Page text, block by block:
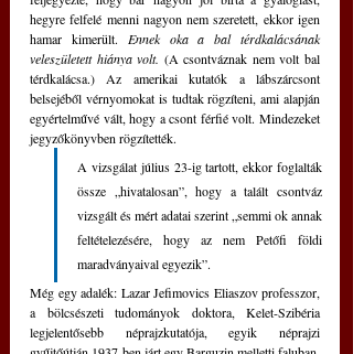
hegyre felfelé menni nagyon nem szeretett, ekkor igen
hamar kimerült. Ennek oka a bal térdkalácsának
veleszületett hiánya volt. (A csontváznak nem volt bal
térdkalácsa.) Az amerikai kutatók a lábszárcsont
belsejéből vérnyomokat is tudtak rögzíteni, ami alapján
egyértelművé vált, hogy a csont férfié volt. Mindezeket
jegyzőkönyvben rögzítették.
A vizsgálat július 23-ig tartott, ekkor foglalták
össze „hivatalosan”, hogy a talált csontváz
vizsgált és mért adatai szerint „semmi ok annak
feltételezésére, hogy az nem Petőfi földi
maradványaival egyezik”.
Még egy adalék: Lazar Jefimovics Eliaszov professzor,
a bölcsészeti tudományok doktora, Kelet-Szibéria
legjelentősebb néprajzkutatója, egyik néprajzi